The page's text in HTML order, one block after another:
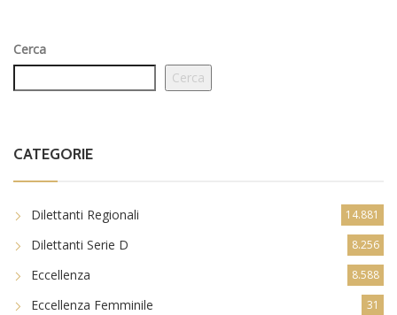
Cerca
Cerca
CATEGORIE
Dilettanti Regionali 14.881
Dilettanti Serie D 8.256
Eccellenza 8.588
Eccellenza Femminile 31